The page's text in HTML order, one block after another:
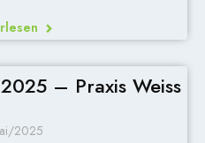
– Praxis Weiss
2025